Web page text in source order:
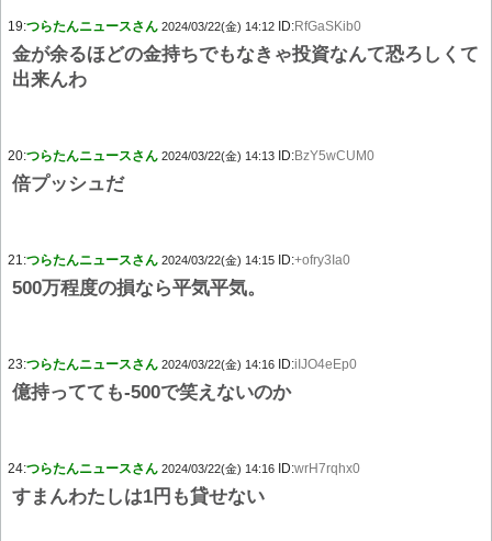
19:つらたんニュースさん 2024/03/22(金) 14:12 ID:RfGaSKib0
金が余るほどの金持ちでもなきゃ投資なんて恐ろしくて
出来んわ
20:つらたんニュースさん 2024/03/22(金) 14:13 ID:BzY5wCUM0
倍プッシュだ
21:つらたんニュースさん 2024/03/22(金) 14:15 ID:+ofry3Ia0
500万程度の損なら平気平気。
23:つらたんニュースさん 2024/03/22(金) 14:16 ID:iIJO4eEp0
億持ってても-500で笑えないのか
24:つらたんニュースさん 2024/03/22(金) 14:16 ID:wrH7rqhx0
すまんわたしは1円も貸せない